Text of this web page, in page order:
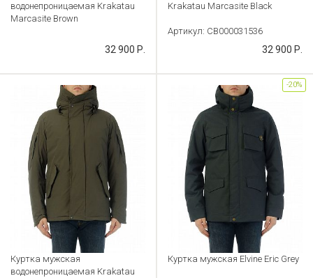
водонепроницаемая Krakatau
Marcasite Brown
32 900 Р.
Krakatau Marcasite Black
Артикул: CB000031536
32 900 Р.
Куртка мужская
водонепроницаемая Krakatau
Куртка мужская Elvine Eric Grey
-20%